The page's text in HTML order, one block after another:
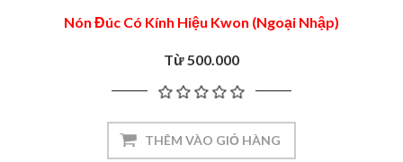
Nón Đúc Có Kính Hiệu Kwon (Ngoại Nhập)
Từ 500.000